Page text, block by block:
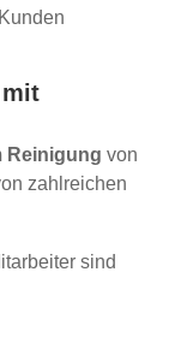
mit
Reinigung von
zahlreichen
sind